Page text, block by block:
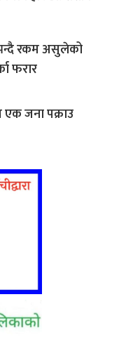
रकम असुलेको
फरार
एक जना पक्राउ